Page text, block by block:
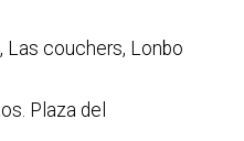
Las couchers, Lonbo
Plaza del